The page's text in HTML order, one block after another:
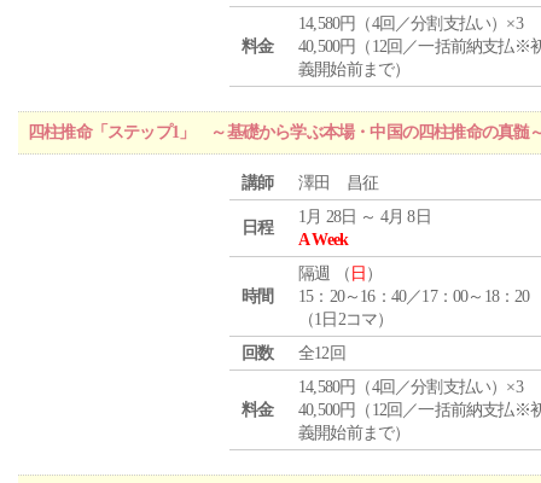
料金
14,580円（4回／分割支払い）×3
40,500円（12回／一括前納支払※
義開始前まで）
四柱推命「ステップ1」 ～基礎から学ぶ本場・中国の四柱推命の真髄
講師 澤田 昌征
日程
1月 28日 ～ 4月 8日
A Week
時間
隔週 （ 日 ）
15：20～16：40／17：00～18：20
（1日2コマ）
回数
全12回
料金
14,580円（4回／分割支払い）×3
40,500円（12回／一括前納支払※
義開始前まで）